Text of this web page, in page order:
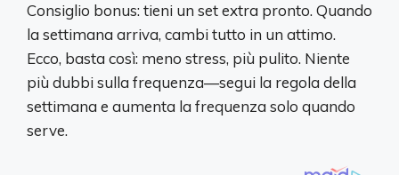
Consiglio bonus: tieni un set extra pronto. Quando
la settimana arriva, cambi tutto in un attimo.
Ecco, basta così: meno stress, più pulito. Niente
più dubbi sulla frequenza—segui la regola della
settimana e aumenta la frequenza solo quando
serve.